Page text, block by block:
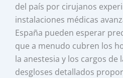
del país por cirujanos
instalaciones médicas
España pueden esperar
que a menudo cubren los
la anestesia y los cargos de
desgloses detallados